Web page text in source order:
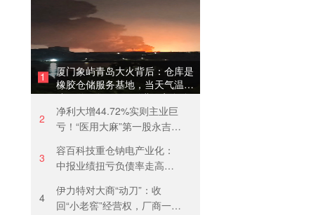
1
厦门象屿青岛大火背后：仓库是
橡胶仓储服务基地，当天气温未
达预警，集团5月刚进行安全管
理培训
2
净利大增44.72%实则主业巨
亏！“医用大麻”第一股永吉股
收益“保盈”
3
容百科技重仓钠电产业化：
中报业绩扭亏负债率走高，
4
伊力特对大商“动刀”：收
回“小老窖”经营权，厂商一体